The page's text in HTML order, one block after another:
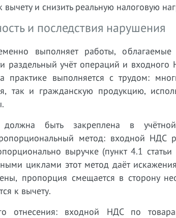
и снизить реальную налоговую
и последствия нарушения
выполняет работы,
раздельный учёт операций и входного
выполняется с трудом:
так и гражданскую продукцию,
должна быть закреплена в
метод: входной НДС
выручке (пункт 4.1
циклами этот метод даёт
пропорция смещается в сторону
к вычету.
отнесения: входной НДС по